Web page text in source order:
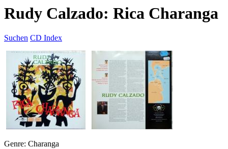
Rudy Calzado: Rica Charanga
Suchen CD Index
Genre: Charanga